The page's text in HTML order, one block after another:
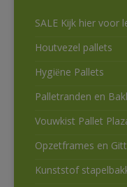
SALE Kijk hier
Houtvezel pallets
Hygiëne Pallets
Palletranden en
Vouwkist Pallet
Opzetframes en
Kunststof